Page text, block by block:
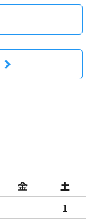
金
土
1